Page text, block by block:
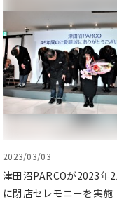
2023/03/03
津田沼PARCOが2023年
に閉店セレモニーを実施